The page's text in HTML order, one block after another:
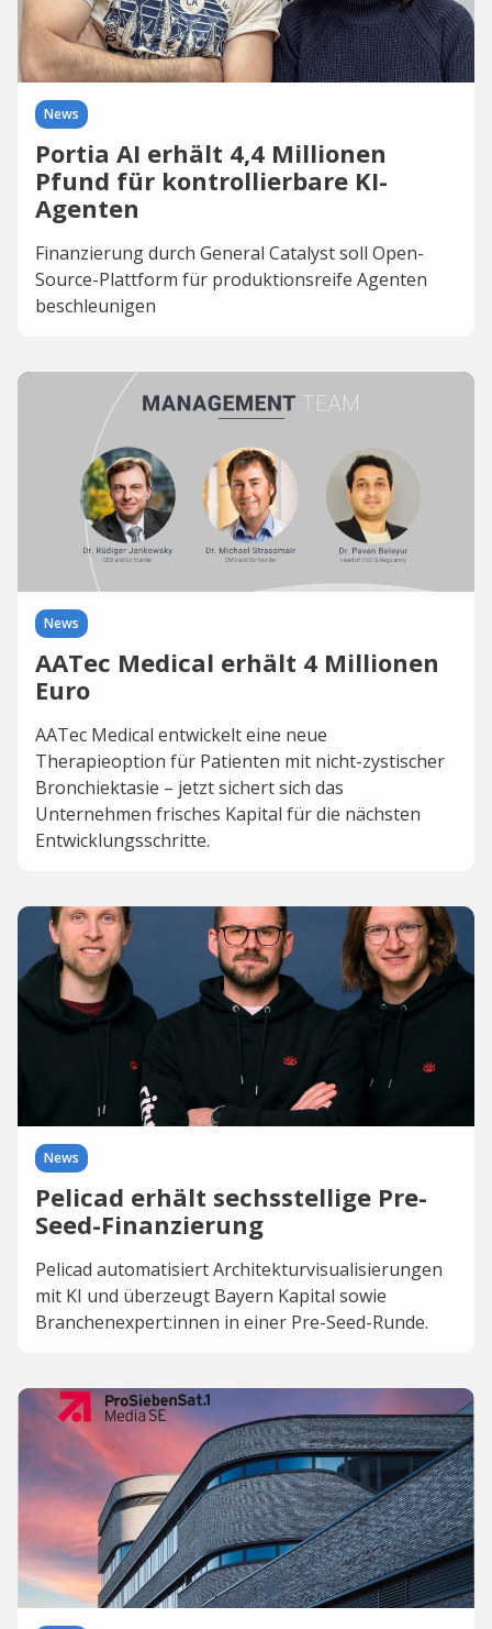
News
Portia AI erhält 4,4 Millionen
Pfund für kontrollierbare KI-
Agenten
Finanzierung durch General Catalyst soll Open-
Source-Plattform für produktionsreife Agenten
beschleunigen
News
AATec Medical erhält 4 Millionen
Euro
AATec Medical entwickelt eine neue
Therapieoption für Patienten mit nicht-zystischer
Bronchiektasie – jetzt sichert sich das
Unternehmen frisches Kapital für die nächsten
Entwicklungsschritte.
News
Pelicad erhält sechsstellige Pre-
Seed-Finanzierung
Pelicad automatisiert Architekturvisualisierungen
mit KI und überzeugt Bayern Kapital sowie
Branchenexpert:innen in einer Pre-Seed-Runde.